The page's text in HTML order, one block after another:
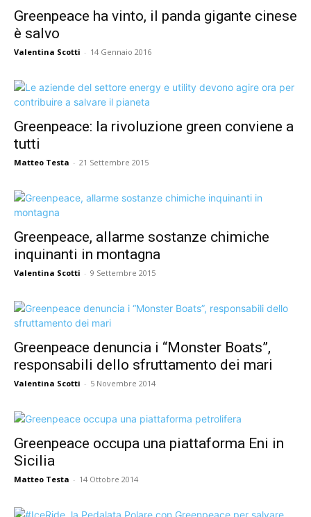
Greenpeace ha vinto, il panda gigante cinese
è salvo
Valentina Scotti - 14 Gennaio 2016
Greenpeace: la rivoluzione green conviene a
tutti
Matteo Testa - 21 Settembre 2015
Greenpeace, allarme sostanze chimiche
inquinanti in montagna
Valentina Scotti - 9 Settembre 2015
Greenpeace denuncia i “Monster Boats”,
responsabili dello sfruttamento dei mari
Valentina Scotti - 5 Novembre 2014
Greenpeace occupa una piattaforma Eni in
Sicilia
Matteo Testa - 14 Ottobre 2014